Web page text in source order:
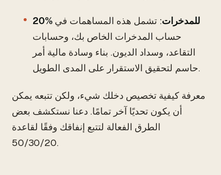
20% للمدخرات: تشمل هذه المساهمات في
حساب المدخرات الخاص بك، وحسابات
التقاعد، وسداد الديون. بناء وسادة مالية أمر
حاسم لتحقيق الاستقرار على المدى الطويل.
معرفة كيفية تخصيص دخلك شيء، ولكن تتبعه يمكن
أن يكون تحديًا آخر تمامًا. دعنا نستكشف بعض
الطرق الفعالة لتتبع إنفاقك وفقًا لقاعدة
50/30/20.